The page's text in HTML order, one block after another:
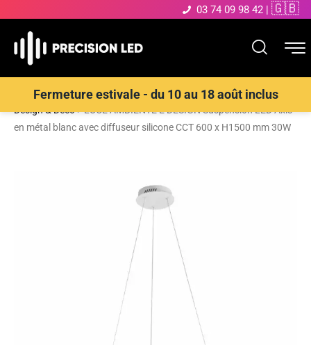
03 74 09 98 42 | 🇬🇧
Fermeture estivale - du 10 au 18 août inclus
Accueil>Boutique>ECLAIRAGE INTERIEUR LED>Suspensions
Design & Déco>LUCE AMBIENTE E DESIGN Suspension LED Axis
en métal blanc avec diffuseur silicone CCT 600 x H1500 mm 30W